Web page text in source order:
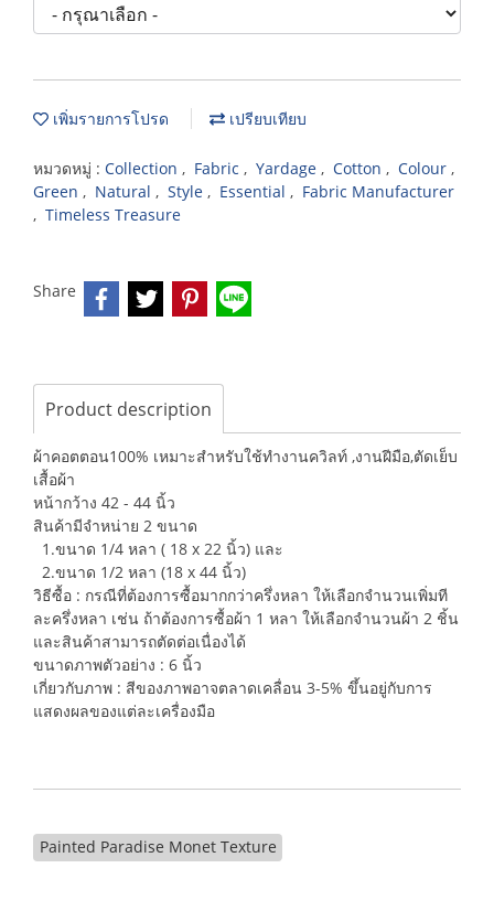
เพิ่มรายการโปรด เปรียบเทียบ
หมวดหมู่ : Collection , Fabric , Yardage , Cotton , Colour ,
Green , Natural , Style , Essential , Fabric Manufacturer
, Timeless Treasure
Share
Product description
ผ้าคอตตอน100% เหมาะสำหรับใช้ทำงานควิลท์ ,งานฝีมือ,ตัดเย็บ
เสื้อผ้า
หน้ากว้าง 42 - 44 นิ้ว
สินค้ามีจำหน่าย 2 ขนาด
1.ขนาด 1/4 หลา ( 18 x 22 นิ้ว) และ
2.ขนาด 1/2 หลา (18 x 44 นิ้ว)
วิธีซื้อ : กรณีที่ต้องการซื้อมากกว่าครึ่งหลา ให้เลือกจำนวนเพิ่มที
ละครึ่งหลา เช่น ถ้าต้องการซื้อผ้า 1 หลา ให้เลือกจำนวนผ้า 2 ชิ้น
และสินค้าสามารถตัดต่อเนื่องได้
ขนาดภาพตัวอย่าง : 6 นิ้ว
เกี่ยวกับภาพ : สีของภาพอาจตลาดเคลื่อน 3-5% ขึ้นอยู่กับการ
แสดงผลของแต่ละเครื่องมือ
Painted Paradise Monet Texture